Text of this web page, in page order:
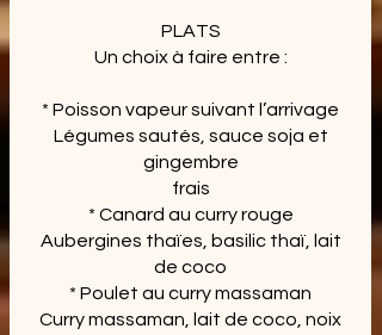
PLATS
Un choix à faire entre :
* Poisson vapeur suivant l’arrivage
Légumes sautés, sauce soja et
gingembre
frais
* Canard au curry rouge
Aubergines thaïes, basilic thaï, lait
de coco
* Poulet au curry massaman
Curry massaman, lait de coco, noix